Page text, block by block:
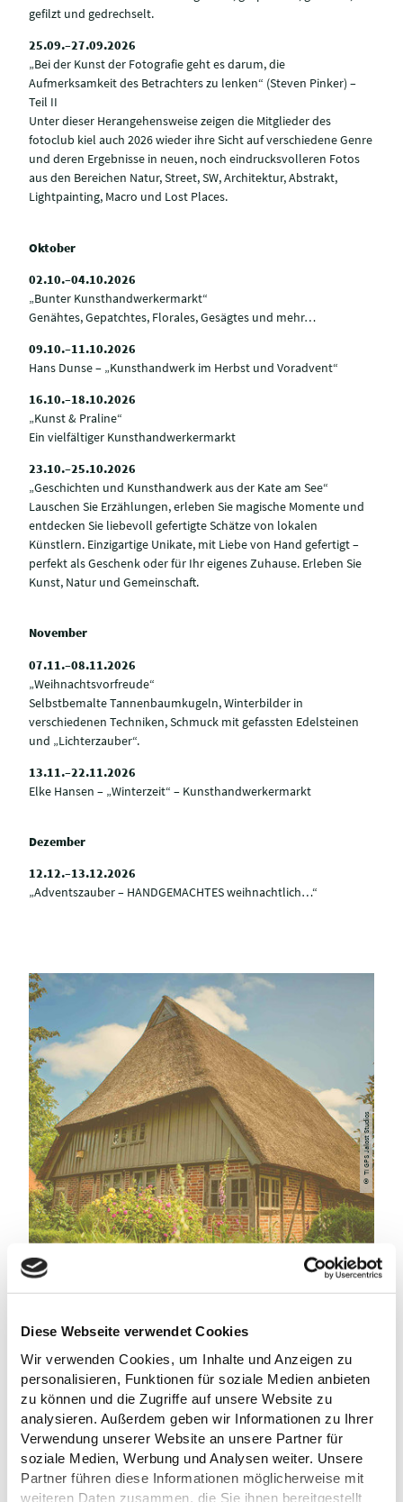
Diese Webseite verwendet Cookies
Wir verwenden Cookies, um Inhalte und Anzeigen zu
personalisieren, Funktionen für soziale Medien anbieten
zu können und die Zugriffe auf unsere Website zu
analysieren. Außerdem geben wir Informationen zu Ihrer
Verwendung unserer Website an unsere Partner für
soziale Medien, Werbung und Analysen weiter. Unsere
Partner führen diese Informationen möglicherweise mit
weiteren Daten zusammen, die Sie ihnen bereitgestellt
gefilzt und gedrechselt.
25.09.–27.09.2026
„Bei der Kunst der Fotografie geht es darum, die
Aufmerksamkeit des Betrachters zu lenken“ (Steven Pinker) –
Teil II
Unter dieser Herangehensweise zeigen die Mitglieder des
fotoclub kiel auch 2026 wieder ihre Sicht auf verschiedene Genre
und deren Ergebnisse in neuen, noch eindrucksvolleren Fotos
aus den Bereichen Natur, Street, SW, Architektur, Abstrakt,
Lightpainting, Macro und Lost Places.
Oktober
02.10.–04.10.2026
„Bunter Kunsthandwerkermarkt“
Genähtes, Gepatchtes, Florales, Gesägtes und mehr…
09.10.–11.10.2026
Hans Dunse – „Kunsthandwerk im Herbst und Voradvent“
16.10.–18.10.2026
„Kunst & Praline“
Ein vielfältiger Kunsthandwerkermarkt
23.10.–25.10.2026
„Geschichten und Kunsthandwerk aus der Kate am See“
Lauschen Sie Erzählungen, erleben Sie magische Momente und
entdecken Sie liebevoll gefertigte Schätze von lokalen
Künstlern. Einzigartige Unikate, mit Liebe von Hand gefertigt –
perfekt als Geschenk oder für Ihr eigenes Zuhause. Erleben Sie
Kunst, Natur und Gemeinschaft.
November
07.11.–08.11.2026
„Weihnachtsvorfreude“
Selbstbemalte Tannenbaumkugeln, Winterbilder in
verschiedenen Techniken, Schmuck mit gefassten Edelsteinen
und „Lichterzauber“.
13.11.–22.11.2026
Elke Hansen – „Winterzeit“ – Kunsthandwerkermarkt
Dezember
12.12.–13.12.2026
„Adventszauber – HANDGEMACHTES weihnachtlich…“
© TI GPS Jalost Studios
TERMINE IM ÜBERBLICK